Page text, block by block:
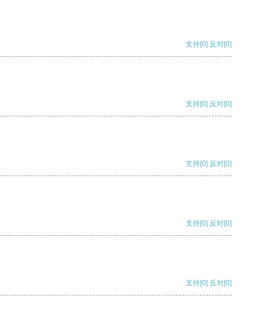
支持[0] 反对[0]
支持[0] 反对[0]
支持[0] 反对[0]
支持[0] 反对[0]
支持[0] 反对[0]